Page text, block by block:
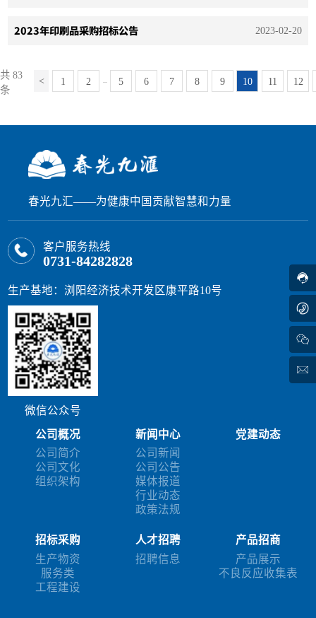
2023年印刷品采购招标公告 2023-02-20
共 83
条
1 2 ... 5 6 7 8 9 10 11 12
春光九汇——为健康中国贡献智慧和力量
客户服务热线
0731-84282828
生产基地：浏阳经济技术开发区康平路10号
微信公众号
公司概况
公司简介
公司文化
组织架构
新闻中心
公司新闻
公司公告
媒体报道
行业动态
政策法规
党建动态
招标采购
生产物资
服务类
工程建设
人才招聘
招聘信息
产品招商
产品展示
不良反应收集表